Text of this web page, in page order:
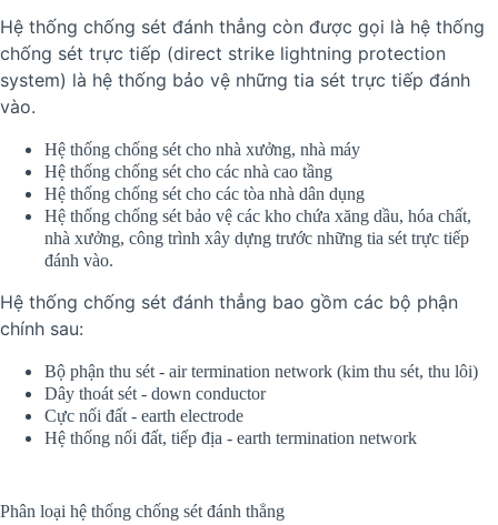
Hệ thống chống sét đánh thẳng còn được gọi là hệ thống
chống sét trực tiếp (direct strike lightning protection
system) là hệ thống bảo vệ những tia sét trực tiếp đánh
vào.
Hệ thống chống sét cho nhà xưởng, nhà máy
Hệ thống chống sét cho các nhà cao tầng
Hệ thống chống sét cho các tòa nhà dân dụng
Hệ thống chống sét bảo vệ các kho chứa xăng dầu, hóa chất,
nhà xưởng, công trình xây dựng trước những tia sét trực tiếp
đánh vào.
Hệ thống chống sét đánh thẳng bao gồm các bộ phận
chính sau:
Bộ phận thu sét - air termination network (kim thu sét, thu lôi)
Dây thoát sét - down conductor
Cực nối đất - earth electrode
Hệ thống nối đất, tiếp địa - earth termination network
Phân loại hệ thống chống sét đánh thẳng